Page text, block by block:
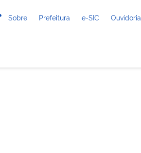
Sobre Prefeitura e-SIC Ouvidoria